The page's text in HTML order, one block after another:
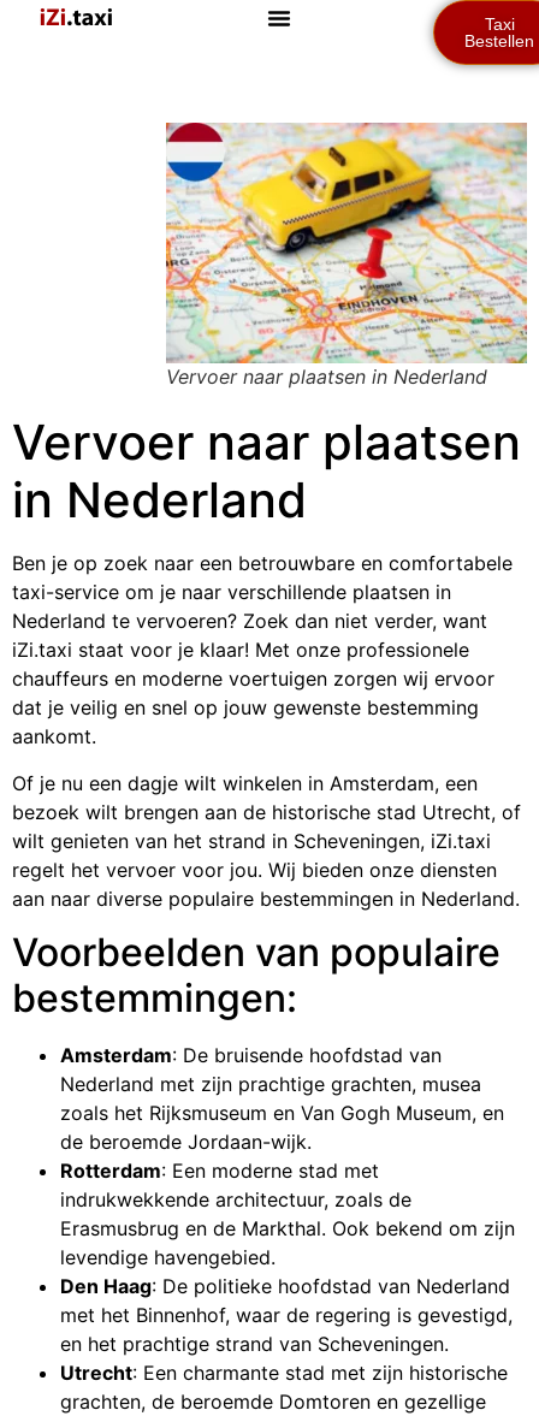
Taxi
Bestellen
Vervoer naar plaatsen in Nederland
Vervoer naar plaatsen
in Nederland
Ben je op zoek naar een betrouwbare en comfortabele
taxi-service om je naar verschillende plaatsen in
Nederland te vervoeren? Zoek dan niet verder, want
iZi.taxi staat voor je klaar! Met onze professionele
chauffeurs en moderne voertuigen zorgen wij ervoor
dat je veilig en snel op jouw gewenste bestemming
aankomt.
Of je nu een dagje wilt winkelen in Amsterdam, een
bezoek wilt brengen aan de historische stad Utrecht, of
wilt genieten van het strand in Scheveningen, iZi.taxi
regelt het vervoer voor jou. Wij bieden onze diensten
aan naar diverse populaire bestemmingen in Nederland.
Voorbeelden van populaire
bestemmingen:
Amsterdam: De bruisende hoofdstad van
Nederland met zijn prachtige grachten, musea
zoals het Rijksmuseum en Van Gogh Museum, en
de beroemde Jordaan-wijk.
Rotterdam: Een moderne stad met
indrukwekkende architectuur, zoals de
Erasmusbrug en de Markthal. Ook bekend om zijn
levendige havengebied.
Den Haag: De politieke hoofdstad van Nederland
met het Binnenhof, waar de regering is gevestigd,
en het prachtige strand van Scheveningen.
Utrecht: Een charmante stad met zijn historische
grachten, de beroemde Domtoren en gezellige